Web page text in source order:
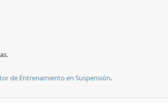
de Entrenamiento en Suspensión.